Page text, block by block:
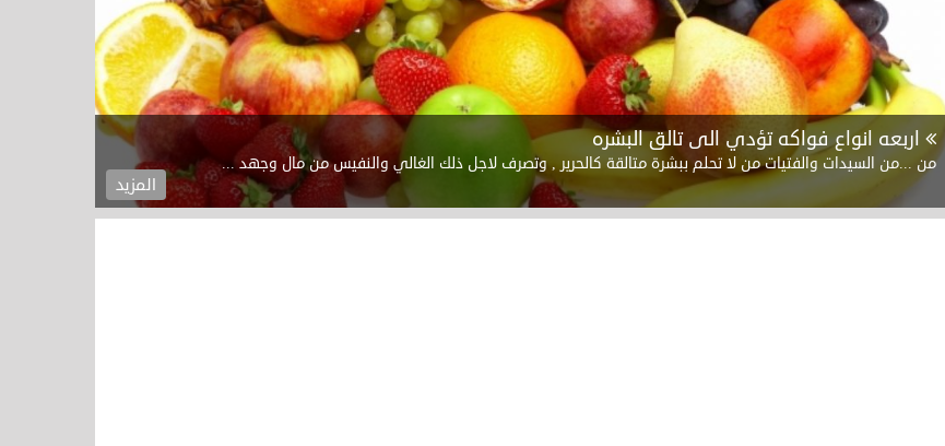
اربعه انواع فواكه تؤدي الى تالق البشره
من ...من السيدات والفتيات من لا تحلم ببشرة متالقة كالحرير , وتصرف لاجل ذلك الغالي والنفيس من مال وجهد ...
المزيد